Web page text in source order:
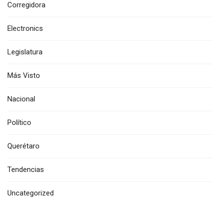
Corregidora
Electronics
Legislatura
Más Visto
Nacional
Político
Querétaro
Tendencias
Uncategorized